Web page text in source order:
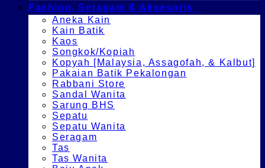
Fashion, Seragam & Aksesoris
Aneka Kain
Kain Batik
Kaos
Songkok/Kopiah
Kopyah [Malaysia, Assagofah, & Kalbut]
Pakaian Batik Pekalongan
Rabbani Store
Sandal Wanita
Sarung BHS
Sepatu
Sepatu Wanita
Seragam
Tas
Tas Wanita